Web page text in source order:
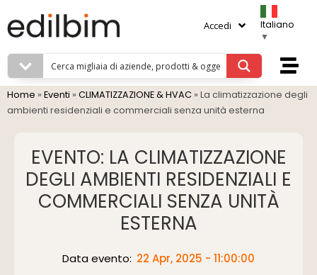
Accedi
Italiano
▼
Home » Eventi » CLIMATIZZAZIONE & HVAC » La climatizzazione degli
ambienti residenziali e commerciali senza unità esterna
EVENTO: LA CLIMATIZZAZIONE
DEGLI AMBIENTI RESIDENZIALI E
COMMERCIALI SENZA UNITÀ
ESTERNA
Data evento: 22 Apr, 2025 - 11:00:00